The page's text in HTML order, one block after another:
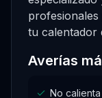
tu calentador
Averías
No calienta